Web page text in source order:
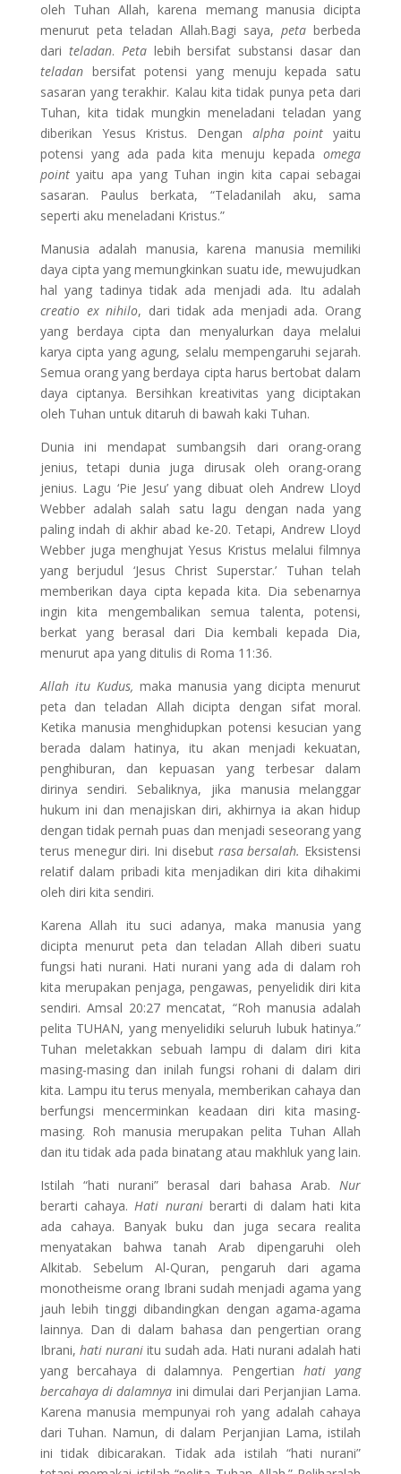
oleh Tuhan Allah, karena memang manusia dicipta
menurut peta teladan Allah.Bagi saya,peta berbeda
dari teladan. Petalebih bersifat substansi dasar dan
teladanbersifat potensi yang menuju kepada satu
sasaran yang terakhir. Kalau kita tidak punya peta dari
Tuhan, kita tidak mungkin meneladani teladan yang
diberikan Yesus Kristus. Dengan alpha point yaitu
potensi yang ada pada kita menuju kepadaomega
pointyaitu apa yang Tuhan ingin kita capai sebagai
sasaran. Paulus berkata, “Teladanilah aku, sama
seperti aku meneladani Kristus.”
Manusia adalah manusia, karena manusia memiliki
daya cipta yang memungkinkan suatu ide, mewujudkan
hal yang tadinya tidak ada menjadi ada. Itu adalah
creatio ex nihilo, dari tidak ada menjadi ada. Orang
yang berdaya cipta dan menyalurkan daya melalui
karya cipta yang agung, selalu mempengaruhi sejarah.
Semua orang yang berdaya cipta harus bertobat dalam
daya ciptanya. Bersihkan kreativitas yang diciptakan
oleh Tuhan untuk ditaruh di bawah kaki Tuhan.
Dunia ini mendapat sumbangsih dari orang-orang
jenius, tetapi dunia juga dirusak oleh orang-orang
jenius. Lagu ‘Pie Jesu’ yang dibuat oleh Andrew Lloyd
Webber adalah salah satu lagu dengan nada yang
paling indah di akhir abad ke-20. Tetapi, Andrew Lloyd
Webber juga menghujat Yesus Kristus melalui filmnya
yang berjudul ‘Jesus Christ Superstar.’ Tuhan telah
memberikan daya cipta kepada kita. Dia sebenarnya
ingin kita mengembalikan semua talenta, potensi,
berkat yang berasal dari Dia kembali kepada Dia,
menurut apa yang ditulis di Roma 11:36.
Allah itu Kudus, maka manusia yang dicipta menurut
peta dan teladan Allah dicipta dengan sifat moral.
Ketika manusia menghidupkan potensi kesucian yang
berada dalam hatinya, itu akan menjadi kekuatan,
penghiburan, dan kepuasan yang terbesar dalam
dirinya sendiri. Sebaliknya, jika manusia melanggar
hukum ini dan menajiskan diri, akhirnya ia akan hidup
dengan tidak pernah puas dan menjadi seseorang yang
terus menegur diri. Ini disebut rasa bersalah. Eksistensi
relatif dalam pribadi kita menjadikan diri kita dihakimi
oleh diri kita sendiri.
Karena Allah itu suci adanya, maka manusia yang
dicipta menurut peta dan teladan Allah diberi suatu
fungsi hati nurani. Hati nurani yang ada di dalam roh
kita merupakan penjaga, pengawas, penyelidik diri kita
sendiri. Amsal 20:27 mencatat, “Roh manusia adalah
pelita TUHAN, yang menyelidiki seluruh lubuk hatinya.”
Tuhan meletakkan sebuah lampu di dalam diri kita
masing-masing dan inilah fungsi rohani di dalam diri
kita. Lampu itu terus menyala, memberikan cahaya dan
berfungsi mencerminkan keadaan diri kita masing-
masing. Roh manusia merupakan pelita Tuhan Allah
dan itu tidak ada pada binatang atau makhluk yang lain.
Istilah “hati nurani” berasal dari bahasa Arab.Nur
berarti cahaya.Hati nuraniberarti di dalam hati kita
ada cahaya. Banyak buku dan juga secara realita
menyatakan bahwa tanah Arab dipengaruhi oleh
Alkitab. Sebelum Al-Quran, pengaruh dari agama
monotheisme orang Ibrani sudah menjadi agama yang
jauh lebih tinggi dibandingkan dengan agama-agama
lainnya. Dan di dalam bahasa dan pengertian orang
Ibrani, hati nuraniitu sudah ada. Hati nurani adalah hati
yang bercahaya di dalamnya. Pengertianhati yang
bercahaya di dalamnya ini dimulai dari Perjanjian Lama.
Karena manusia mempunyai roh yang adalah cahaya
dari Tuhan. Namun, di dalam Perjanjian Lama, istilah
ini tidak dibicarakan. Tidak ada istilah “hati nurani”